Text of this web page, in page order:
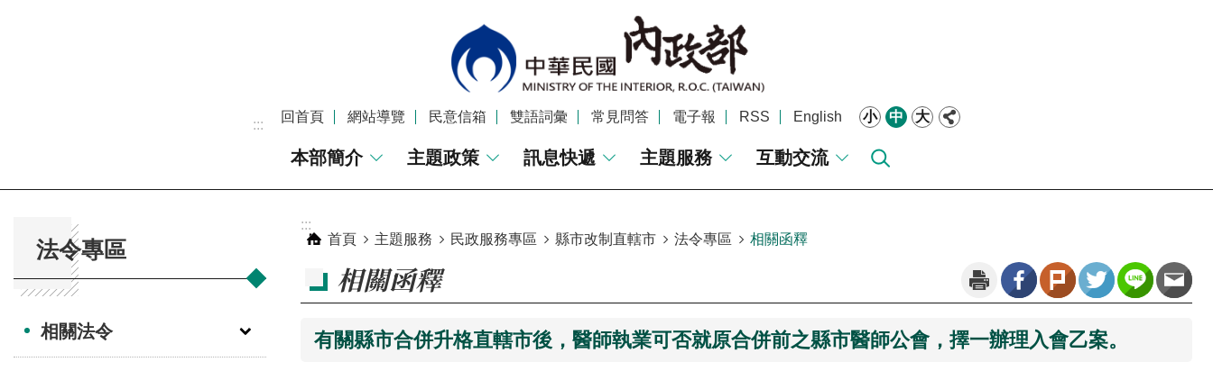
:::
回首頁 網站導覽 民意信箱 雙語詞彙 常見問答 電子報 RSS English 小 中 大
本部簡介 主題政策 訊息快遞 主題服務 互動交流
法令專區
相關法令
:::
首頁
主題服務 民政服務專區 縣市改制直轄市 法令專區 相關函釋
相關函釋
有關縣市合併升格直轄市後，醫師執業可否就原合併前之縣市醫師公會，擇一辦理入會乙案。